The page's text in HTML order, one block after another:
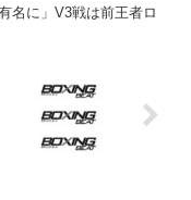
名に」V3戦は前王者ロ